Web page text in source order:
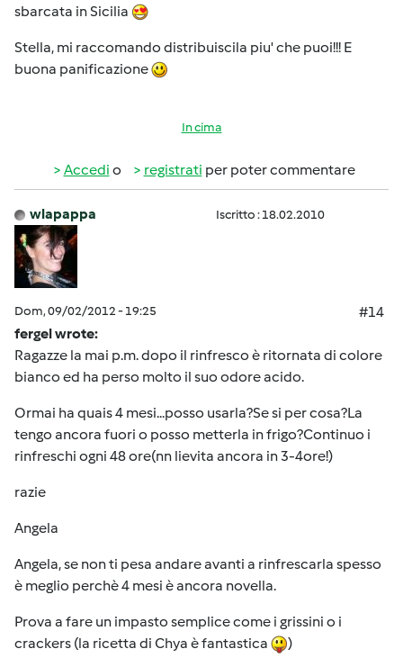
sbarcata in Sicilia
Stella, mi raccomando distribuiscila piu' che puoi!!! E
buona panificazione
In cima
Accedi o registrati per poter commentare
wlapappa Iscritto : 18.02.2010
Dom, 09/02/2012 - 19:25
#14
fergel wrote:
Ragazze la mai p.m. dopo il rinfresco è ritornata di colore
bianco ed ha perso molto il suo odore acido.
Ormai ha quais 4 mesi...posso usarla?Se si per cosa?La
tengo ancora fuori o posso metterla in frigo?Continuo i
rinfreschi ogni 48 ore(nn lievita ancora in 3-4ore!)
razie
Angela
Angela, se non ti pesa andare avanti a rinfrescarla spesso
è meglio perchè 4 mesi è ancora novella.
Prova a fare un impasto semplice come i grissini o i
crackers (la ricetta di Chya è fantastica
)